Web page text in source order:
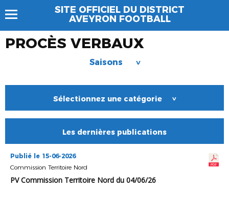
SITE OFFICIEL DU DISTRICT
AVEYRON FOOTBALL
PROCÈS VERBAUX
Saisons >
Sélectionnez une catégorie >
Les dernières publications
Publié le 15-06-2026
Commission Territoire Nord
PV Commission Territoire Nord du 04/06/26